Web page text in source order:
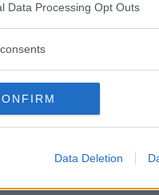
Data Processing Opt Outs
Data Deletion
e cuocete a fiamma
colino.
Articolo originale
News!
CONDIVIDI SU